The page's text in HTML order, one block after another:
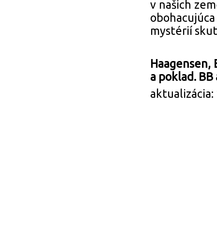
v našich
mystérií
Haagensen,
a poklad. BB
aktualizácia: